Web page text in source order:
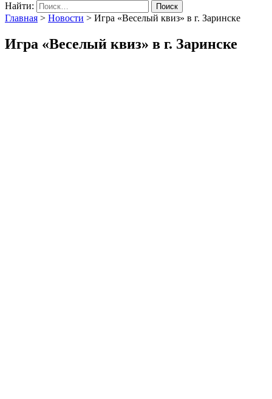
Найти:
Главная > Новости > Игра «Веселый квиз» в г. Заринске
Игра «Веселый квиз» в г. Заринске